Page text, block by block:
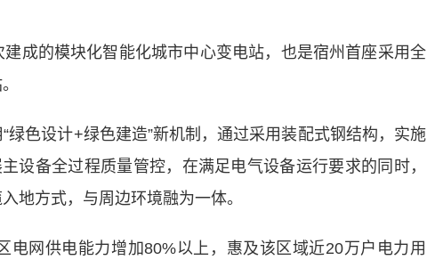
的模块化智能化城市中心变电站，也是宿州首座采用全
色设计+绿色建造”新机制，通过采用装配式钢结构，实施
设备全过程质量管控，在满足电气设备运行要求的同时，
地方式，与周边环境融为一体。
网供电能力增加80%以上，惠及该区域近20万户电力用